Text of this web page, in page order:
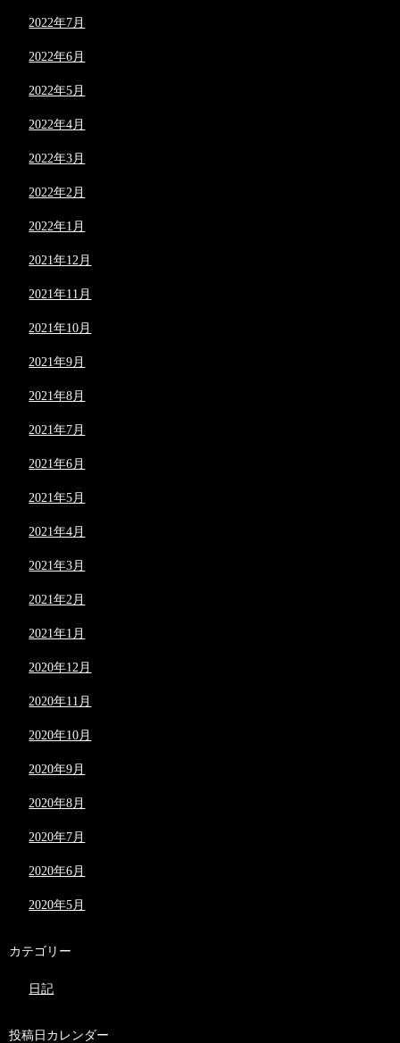
2022年7月
2022年6月
2022年5月
2022年4月
2022年3月
2022年2月
2022年1月
2021年12月
2021年11月
2021年10月
2021年9月
2021年8月
2021年7月
2021年6月
2021年5月
2021年4月
2021年3月
2021年2月
2021年1月
2020年12月
2020年11月
2020年10月
2020年9月
2020年8月
2020年7月
2020年6月
2020年5月
カテゴリー
日記
投稿日カレンダー